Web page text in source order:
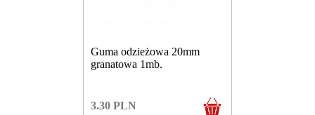
Guma odzieżowa 20mm
granatowa 1mb.
3.30 PLN